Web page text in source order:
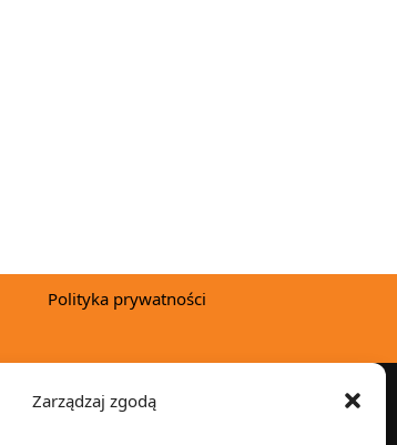
Zarządzaj zgodą
Polityka prywatności